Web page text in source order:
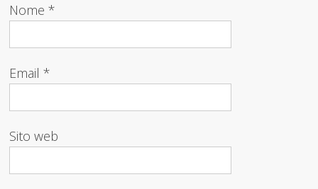
Nome*
Email*
Sito web